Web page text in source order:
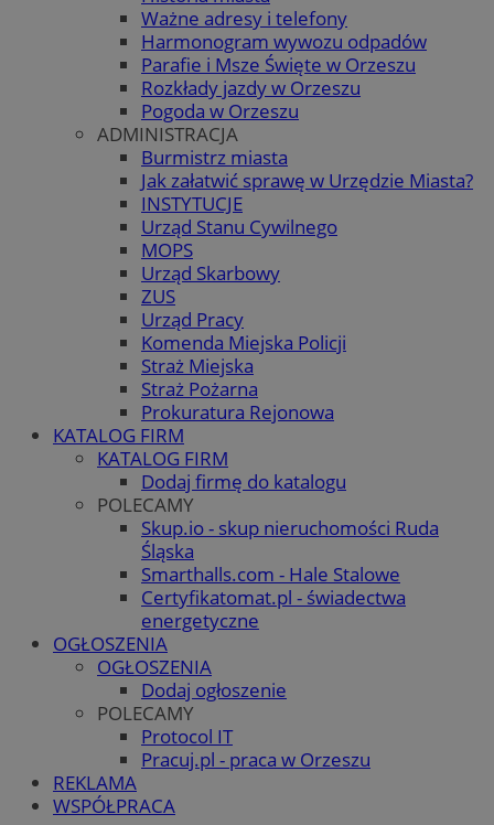
Ważne adresy i telefony
Harmonogram wywozu odpadów
Parafie i Msze Święte w Orzeszu
Rozkłady jazdy w Orzeszu
Pogoda w Orzeszu
ADMINISTRACJA
Burmistrz miasta
Jak załatwić sprawę w Urzędzie Miasta?
INSTYTUCJE
Urząd Stanu Cywilnego
MOPS
Urząd Skarbowy
ZUS
Urząd Pracy
Komenda Miejska Policji
Straż Miejska
Straż Pożarna
Prokuratura Rejonowa
KATALOG FIRM
KATALOG FIRM
Dodaj firmę do katalogu
POLECAMY
Skup.io - skup nieruchomości Ruda
Śląska
Smarthalls.com - Hale Stalowe
Certyfikatomat.pl - świadectwa
energetyczne
OGŁOSZENIA
OGŁOSZENIA
Dodaj ogłoszenie
POLECAMY
Protocol IT
Pracuj.pl - praca w Orzeszu
REKLAMA
WSPÓŁPRACA